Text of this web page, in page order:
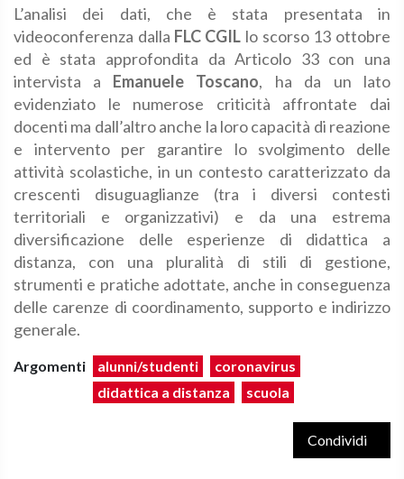
L’analisi dei dati, che è stata presentata in
videoconferenza dalla FLC CGIL lo scorso 13 ottobre
ed è stata approfondita da Articolo 33 con una
intervista a Emanuele Toscano, ha da un lato
evidenziato le numerose criticità affrontate dai
docenti ma dall’altro anche la loro capacità di reazione
e intervento per garantire lo svolgimento delle
attività scolastiche, in un contesto caratterizzato da
crescenti disuguaglianze (tra i diversi contesti
territoriali e organizzativi) e da una estrema
diversificazione delle esperienze di didattica a
distanza, con una pluralità di stili di gestione,
strumenti e pratiche adottate, anche in conseguenza
delle carenze di coordinamento, supporto e indirizzo
generale.
Argomenti alunni/studenti
coronavirus
didattica a distanza
scuola
Condividi